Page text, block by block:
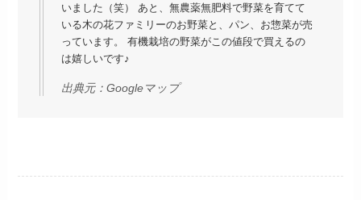
いました（笑） あと、無農薬無肥料で野菜を育てて
いる木の花ファミリーのお野菜と、パン、お惣菜が売
っています。 有機栽培の野菜がこの値段で買えるの
は嬉しいです♪
出典元：Googleマップ